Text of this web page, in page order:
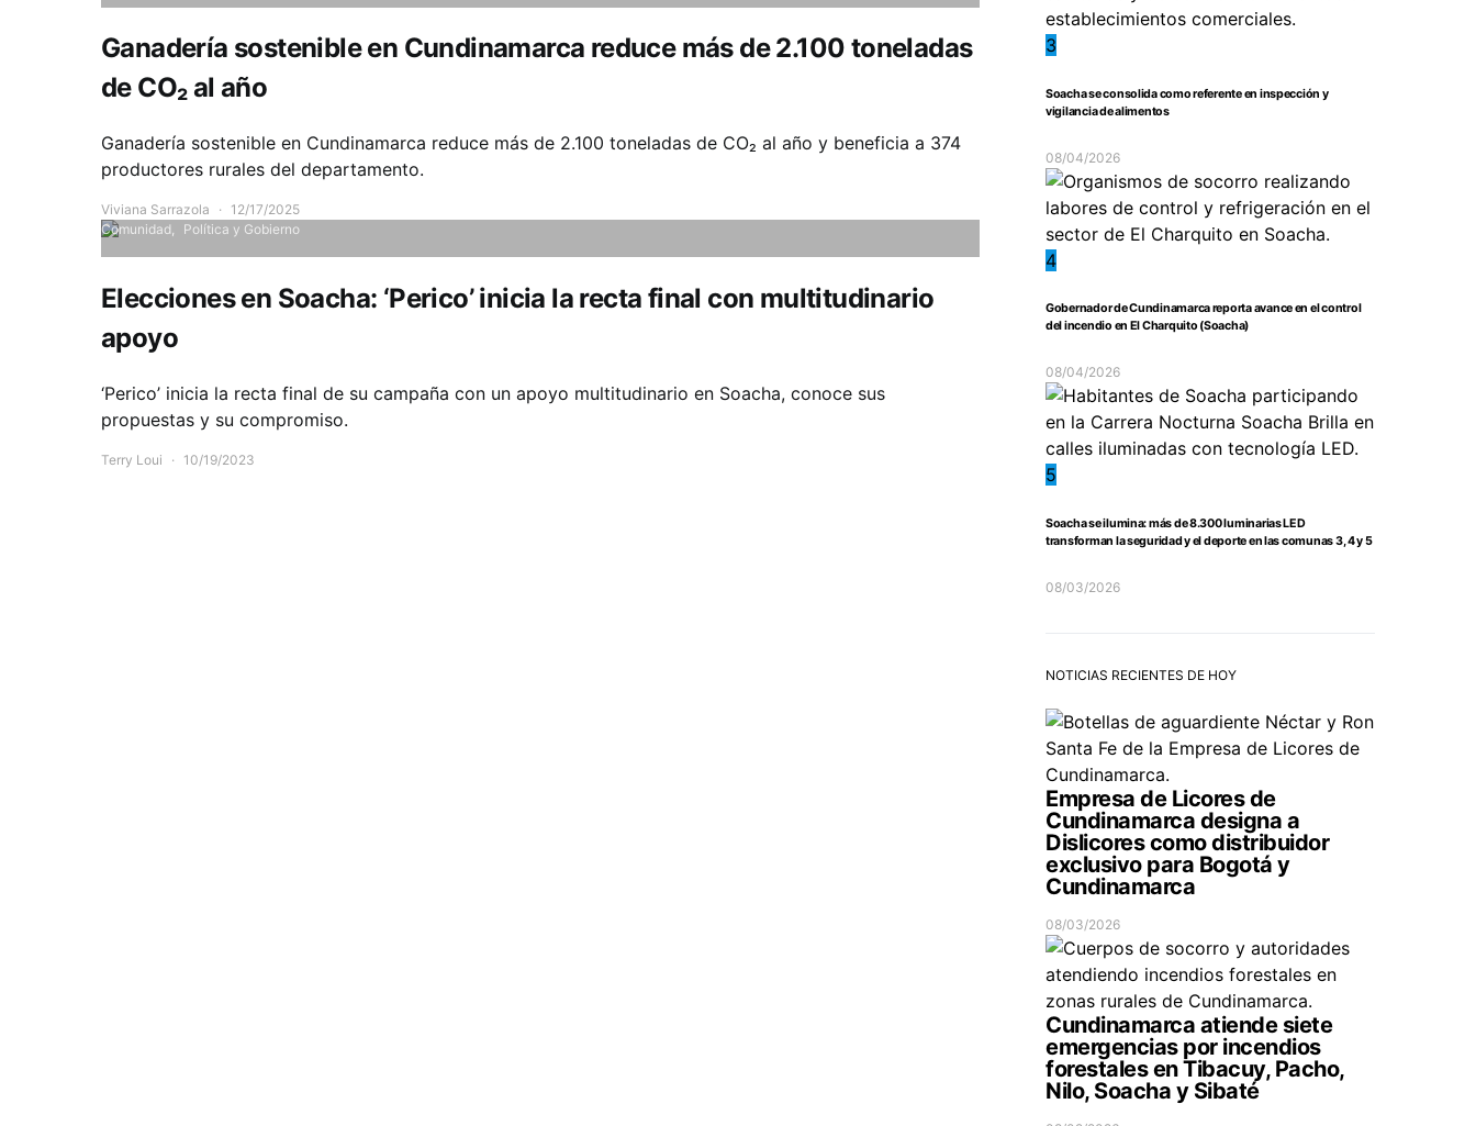
Ganadería sostenible en Cundinamarca reduce más de 2.100 toneladas
de CO₂ al año
Ganadería sostenible en Cundinamarca reduce más de 2.100 toneladas de CO₂ al año y beneficia a 374
productores rurales del departamento.
Viviana Sarrazola
12/17/2025
Comunidad
Política y Gobierno
Elecciones en Soacha: ‘Perico’ inicia la recta final con multitudinario
apoyo
‘Perico’ inicia la recta final de su campaña con un apoyo multitudinario en Soacha, conoce sus
propuestas y su compromiso.
Terry Loui 10/19/2023
3
Soacha se consolida como referente en inspección y
vigilancia de alimentos
08/04/2026
4
Gobernador de Cundinamarca reporta avance en el control
del incendio en El Charquito (Soacha)
08/04/2026
5
Soacha se ilumina: más de 8.300 luminarias LED
transforman la seguridad y el deporte en las comunas 3, 4 y 5
08/03/2026
NOTICIAS RECIENTES DE HOY
Empresa de Licores de
Cundinamarca designa a
Dislicores como distribuidor
exclusivo para Bogotá y
Cundinamarca
08/03/2026
Cundinamarca atiende siete
emergencias por incendios
forestales en Tibacuy, Pacho,
Nilo, Soacha y Sibaté